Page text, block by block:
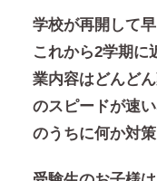
学校が再開して
これから2学期に
業内容はどんど
のスピードが速
のうちに何か対